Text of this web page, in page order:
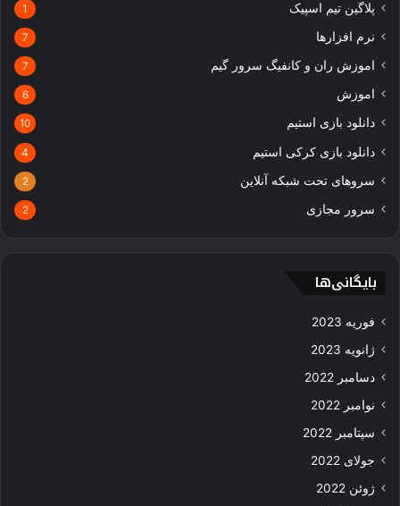
پلاگین تیم اسپیک 1
نرم افزارها 7
اموزش ران و کانفیگ سرور گیم 7
اموزش 6
دانلود بازی استیم 10
دانلود بازی کرکی استیم 4
سروهای تحت شبکه آنلاین 2
سرور مجازی 2
بایگانی‌ها
فوریه 2023
ژانویه 2023
دسامبر 2022
نوامبر 2022
سپتامبر 2022
جولای 2022
ژوئن 2022